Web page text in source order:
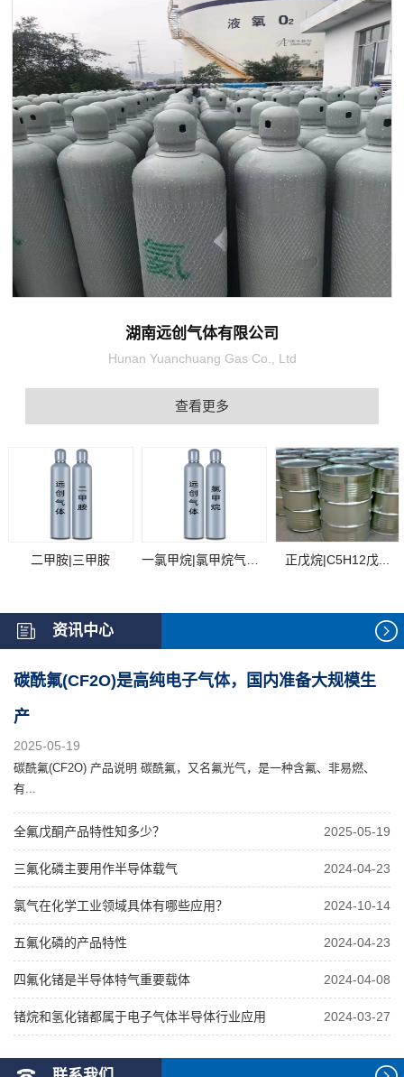
湖南远创气体有限公司
Hunan Yuanchuang Gas Co., Ltd
查看更多
二甲胺|三甲胺 正戊烷|C5H12戊...
资讯中心
碳酰氟(CF2O)是高纯电子气体，国内准备大规模生
产
2025-05-19
碳酰氟(CF2O) 产品说明 碳酰氟，又名氟光气，是一种含氟、非易燃、
有...
全氟戊酮产品特性知多少？ 2025-05-19
三氟化磷主要用作半导体载气 2024-04-23
氯气在化学工业领域具体有哪些应用？ 2024-10-14
五氟化磷的产品特性 2024-04-23
四氟化锗是半导体特气重要载体 2024-04-08
锗烷和氢化锗都属于电子气体半导体行业应用 2024-03-27